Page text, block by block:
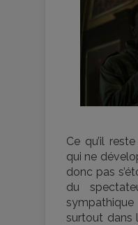
Ce qu’il
qui ne
donc pas
du
surtout dans